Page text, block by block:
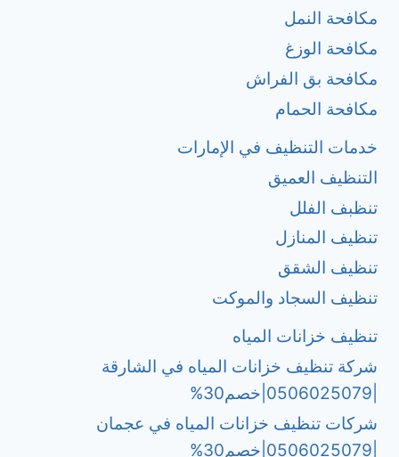
مكافحة النمل
مكافحة الوزغ
مكافحة بق الفراش
مكافحة الحمام
خدمات التنظيف في الإمارات
التنظيف العميق
تنظبف الفلل
تنظيف المنازل
تنظيف الشقق
تنظيف السجاد والموكت
تنظيف خزانات المياه
شركة تنظيف خزانات المياه في الشارقة
شركات تنظيف خزانات المياه في عجمان